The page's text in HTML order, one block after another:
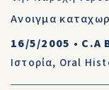
Ανοιγμα
16/5/2005 • C.A
Ιστορία, Oral